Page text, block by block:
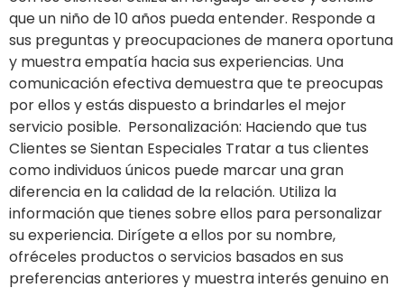
que un niño de 10 años pueda entender. Responde a
sus preguntas y preocupaciones de manera oportuna
y muestra empatía hacia sus experiencias. Una
comunicación efectiva demuestra que te preocupas
por ellos y estás dispuesto a brindarles el mejor
servicio posible. Personalización: Haciendo que tus
Clientes se Sientan Especiales Tratar a tus clientes
como individuos únicos puede marcar una gran
diferencia en la calidad de la relación. Utiliza la
información que tienes sobre ellos para personalizar
su experiencia. Dirígete a ellos por su nombre,
ofréceles productos o servicios basados en sus
preferencias anteriores y muestra interés genuino en